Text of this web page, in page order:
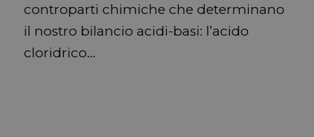
controparti chimiche che determinano
il nostro bilancio acidi-basi: l’acido
cloridrico…